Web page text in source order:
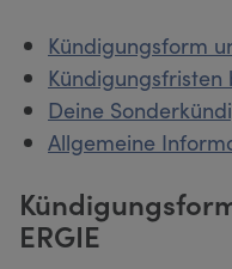
Kündigungsform
Kündigungsfristen
Deine
Allgemeine
ERGIE